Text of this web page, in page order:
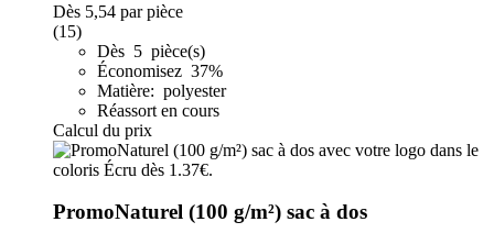
Dès 5,54 par pièce
(15)
Dès 5 pièce(s)
Économisez 37%
Matière: polyester
Réassort en cours
Calcul du prix
PromoNaturel (100 g/m²) sac à dos